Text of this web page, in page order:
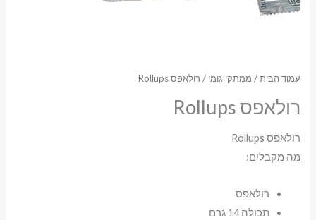
עמוד הבית/ ממתקי גומי / רולאפס Rollups
רולאפס Rollups
רולאפס Rollups
מה מקבלים:
רולאפס
תכולה 14 גרם